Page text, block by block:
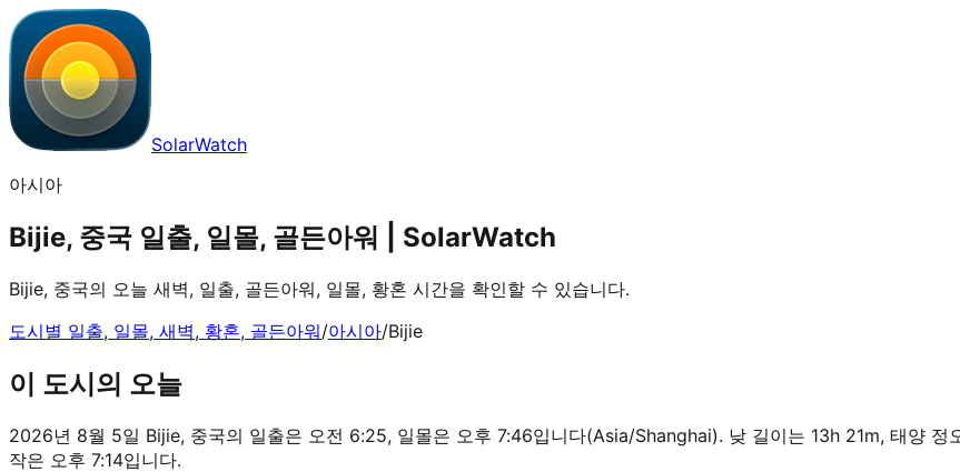
SolarWatch
아시아
Bijie, 중국 일출, 일몰, 골든아워 | SolarWatch
Bijie, 중국의 오늘 새벽, 일출, 골든아워, 일몰, 황혼 시간을 확인할 수 있습니다.
도시별 일출, 일몰, 새벽, 황혼, 골든아워/아시아/Bijie
이 도시의 오늘
2026년 8월 5일 Bijie, 중국의 일출은 오전 6:25, 일몰은 오후 7:46입니다(Asia/Shanghai). 낮 길이는 13h 21m, 태양 정
작은 오후 7:14입니다.